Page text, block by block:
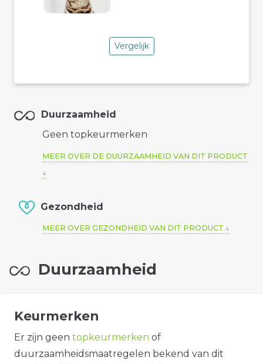
Vergelijk
Duurzaamheid
Geen topkeurmerken
MEER OVER DE DUURZAAMHEID VAN DIT PRODUCT
Gezondheid
MEER OVER GEZONDHEID VAN DIT PRODUCT
Duurzaamheid
Keurmerken
Er zijn geen topkeurmerken of
duurzaamheidsmaatregelen bekend van dit